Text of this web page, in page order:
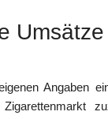
Angaben